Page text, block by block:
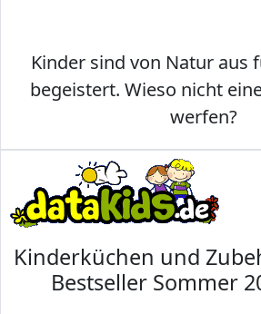
Kinder sind von Natur aus
begeistert. Wieso nicht
werfen?
Kinderküchen und
Bestseller Sommer